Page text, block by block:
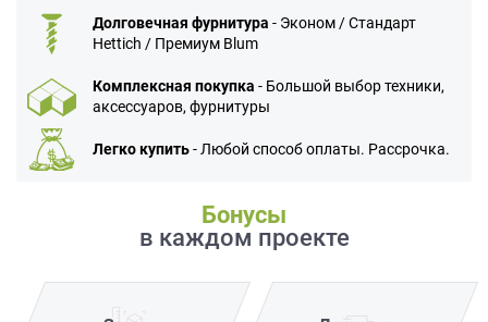
Долговечная фурнитура - Эконом / Стандарт
Hettich / Премиум Blum
Комплексная покупка - Большой выбор техники,
аксессуаров, фурнитуры
Легко купить- Любой способ оплаты. Рассрочка.
Бонусы
в каждом проекте